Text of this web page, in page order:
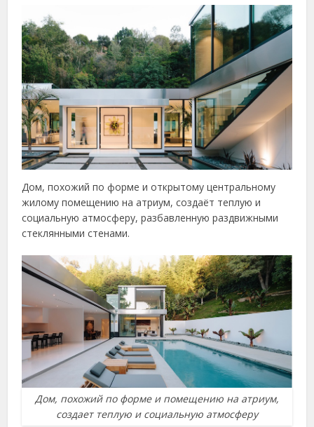
Дом, похожий по форме и открытому центральному
жилому помещению на атриум, создаёт теплую и
социальную атмосферу, разбавленную раздвижными
стеклянными стенами.
Дом, похожий по форме и помещению на атриум,
создает теплую и социальную атмосферу